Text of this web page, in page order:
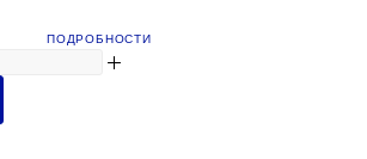
ПОДРОБНОСТИ